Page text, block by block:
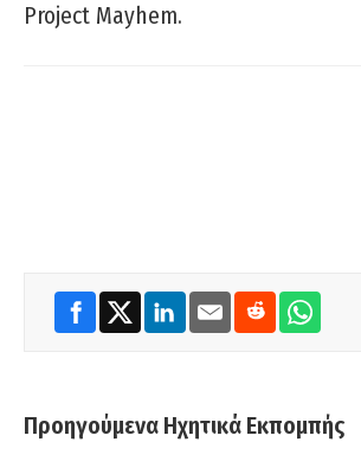
Project Mayhem.
Προηγούμενα Ηχητικά Εκπομπής